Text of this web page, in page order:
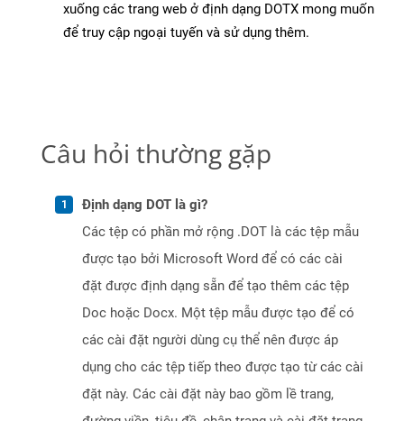
xuống các trang web ở định dạng DOTX mong muốn
để truy cập ngoại tuyến và sử dụng thêm.
Câu hỏi thường gặp
Định dạng DOT là gì?
Các tệp có phần mở rộng .DOT là các tệp mẫu
được tạo bởi Microsoft Word để có các cài
đặt được định dạng sẵn để tạo thêm các tệp
Doc hoặc Docx. Một tệp mẫu được tạo để có
các cài đặt người dùng cụ thể nên được áp
dụng cho các tệp tiếp theo được tạo từ các cài
đặt này. Các cài đặt này bao gồm lề trang,